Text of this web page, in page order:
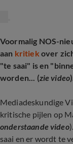
Voormalig NOS-
aan kritiek over
"te saai" is en
worden... (zie video
Mediadeskundige
kritische pijlen op
onderstaande video
saai en er wordt te